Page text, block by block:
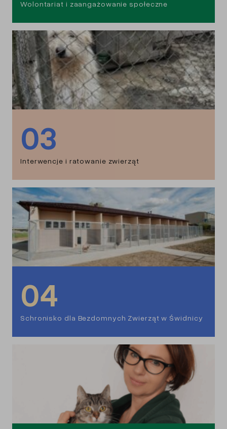
Wolontariat i zaangażowanie społeczne
03
Interwencje i ratowanie zwierząt
04
Schronisko dla Bezdomnych Zwierząt w Świdnicy